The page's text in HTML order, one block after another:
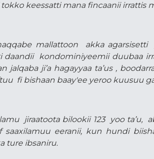
tokko keessatti mana fincaanii irrattis
mallattoon akka agarsisetti
daandii kondominiyeemii duubaa
jalqaba ji’a hagayyaa ta’us ,
fi bishaan baay'ee yeroo kuusuu
jiraatoota bilookii 123 yoo ta’u,
saaxilamuu eeranii, kun hundi
ture ibsaniru.